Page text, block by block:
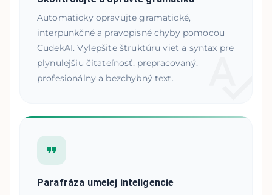
Automaticky opravujte gramatické,
interpunkčné a pravopisné chyby pomocou
CudekAI. Vylepšite štruktúru viet a syntax pre
plynulejšiu čitateľnosť, prepracovaný,
profesionálny a bezchybný text.
Parafráza umelej inteligencie